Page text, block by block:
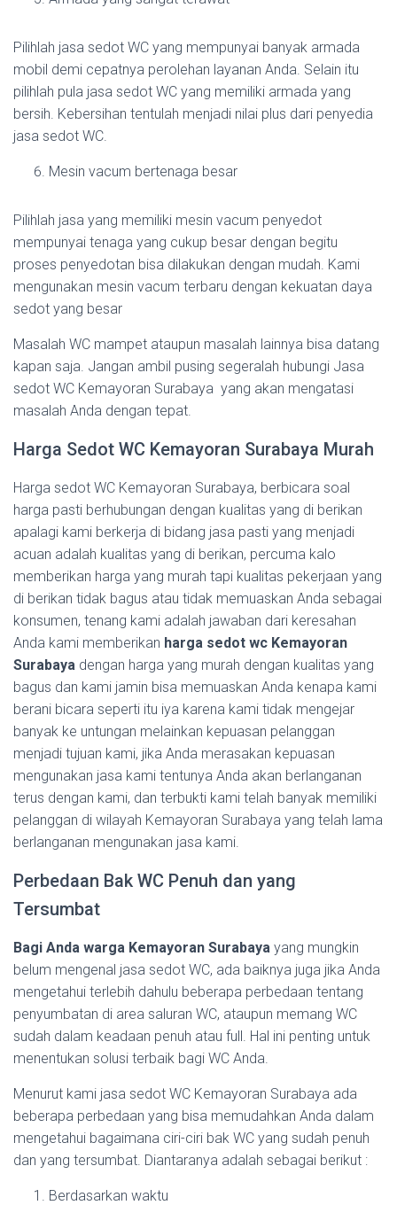
Pilihlah jasa sedot WC yang mempunyai banyak armada
mobil demi cepatnya perolehan layanan Anda. Selain itu
pilihlah pula jasa sedot WC yang memiliki armada yang
bersih. Kebersihan tentulah menjadi nilai plus dari penyedia
jasa sedot WC.
Mesin vacum bertenaga besar
Pilihlah jasa yang memiliki mesin vacum penyedot
mempunyai tenaga yang cukup besar dengan begitu
proses penyedotan bisa dilakukan dengan mudah. Kami
mengunakan mesin vacum terbaru dengan kekuatan daya
sedot yang besar
Masalah WC mampet ataupun masalah lainnya bisa datang
kapan saja. Jangan ambil pusing segeralah hubungi Jasa
sedot WC Kemayoran Surabaya yang akan mengatasi
masalah Anda dengan tepat.
Harga Sedot WC Kemayoran Surabaya Murah
Harga sedot WC Kemayoran Surabaya, berbicara soal
harga pasti berhubungan dengan kualitas yang di berikan
apalagi kami berkerja di bidang jasa pasti yang menjadi
acuan adalah kualitas yang di berikan, percuma kalo
memberikan harga yang murah tapi kualitas pekerjaan yang
di berikan tidak bagus atau tidak memuaskan Anda sebagai
konsumen, tenang kami adalah jawaban dari keresahan
Anda kami memberikan harga sedot wc Kemayoran
Surabaya dengan harga yang murah dengan kualitas yang
bagus dan kami jamin bisa memuaskan Anda kenapa kami
berani bicara seperti itu iya karena kami tidak mengejar
banyak ke untungan melainkan kepuasan pelanggan
menjadi tujuan kami, jika Anda merasakan kepuasan
mengunakan jasa kami tentunya Anda akan berlanganan
terus dengan kami, dan terbukti kami telah banyak memiliki
pelanggan di wilayah Kemayoran Surabaya yang telah lama
berlanganan mengunakan jasa kami.
Perbedaan Bak WC Penuh dan yang
Tersumbat
Bagi Anda warga Kemayoran Surabaya yang mungkin
belum mengenal jasa sedot WC, ada baiknya juga jika Anda
mengetahui terlebih dahulu beberapa perbedaan tentang
penyumbatan di area saluran WC, ataupun memang WC
sudah dalam keadaan penuh atau full. Hal ini penting untuk
menentukan solusi terbaik bagi WC Anda.
Menurut kami jasa sedot WC Kemayoran Surabaya ada
beberapa perbedaan yang bisa memudahkan Anda dalam
mengetahui bagaimana ciri-ciri bak WC yang sudah penuh
dan yang tersumbat. Diantaranya adalah sebagai berikut :
Berdasarkan waktu